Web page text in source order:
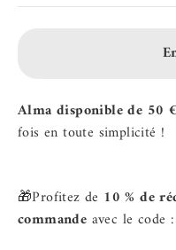
Alma disponible de 50
fois en toute simplicité !
🎁Profitez de 10 % de
commande avec le code :